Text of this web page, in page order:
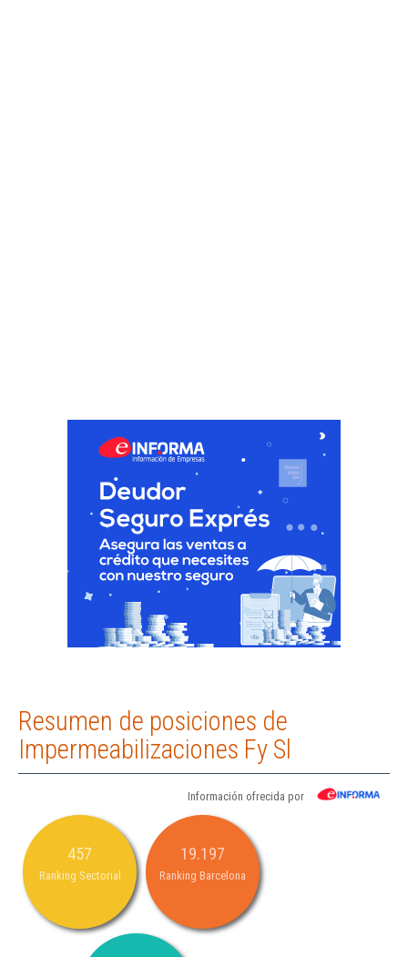
Resumen de posiciones de
Impermeabilizaciones Fy Sl
Información ofrecida por
457
Ranking Sectorial
19.197
Ranking Barcelona